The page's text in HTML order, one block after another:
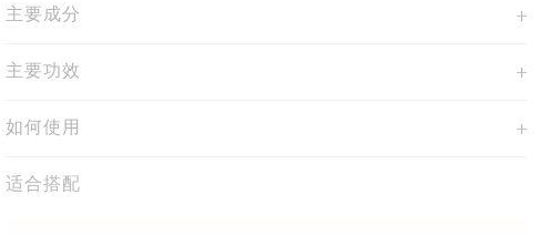
主要成分
主要功效
如何使用
适合搭配